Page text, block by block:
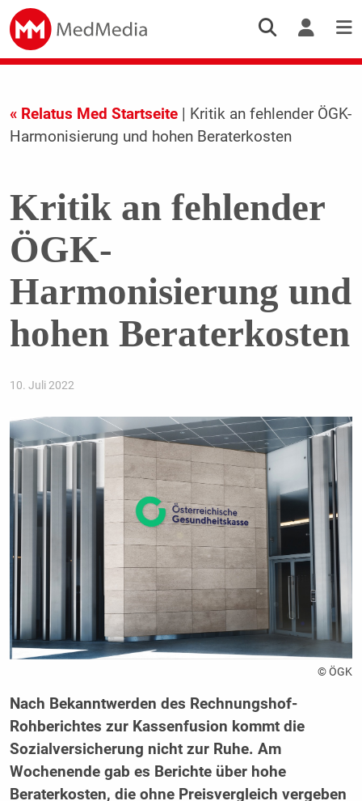
« Relatus Med Startseite| Kritik an fehlender ÖGK-
Harmonisierung und hohen Beraterkosten
Kritik an fehlender
ÖGK-
Harmonisierung und
hohen Beraterkosten
10. Juli 2022
© ÖGK
Nach Bekanntwerden des Rechnungshof-
Rohberichtes zur Kassenfusion kommt die
Sozialversicherung nicht zur Ruhe. Am
Wochenende gab es Berichte über hohe
Beraterkosten, die ohne Preisvergleich vergeben